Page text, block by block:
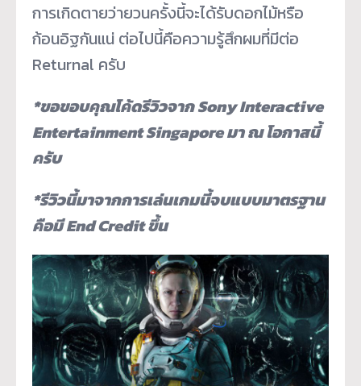
การเกิดตายว่ายวนครั้งนี้จะได้รับดอกไม้หรือ
ก้อนอิฐกันแน่ ต่อไปนี้คือความรู้สึกผมที่มีต่อ
Returnal ครับ
*ขอขอบคุณโค้ดรีวิวจาก Sony Interactive
Entertainment Singapore มา ณ โอกาสนี้
ครับ
*รีวิวนี้มาจากการเล่นเกมนี้จบแบบมาตรฐาน
คือมี End Credit ขึ้น